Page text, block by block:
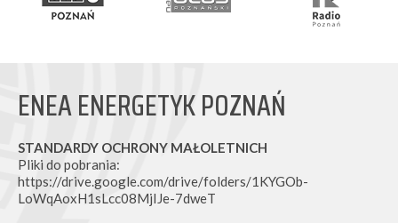
ENEA ENERGETYK POZNAŃ
STANDARDY OCHRONY MAŁOLETNICH
Pliki do pobrania:
https://drive.google.com/drive/folders/1KYGOb-
LoWqAoxH1sLcc08MjIJe-7dweT